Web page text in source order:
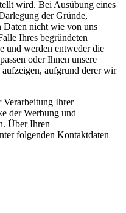
wird. Bei Ausübung eines
der Gründe,
Daten nicht wie von uns
Ihres begründeten
und werden entweder die
oder Ihnen unsere
aufgrund derer wir
Verarbeitung Ihrer
der Werbung und
Über Ihren
folgenden Kontaktdaten